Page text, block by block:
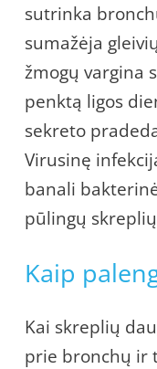
sutrinka
sumažėja
žmogų vargina
penktą ligos
sekreto
Virusinę
banali
pūlingų
Kaip
Kai skreplių
prie bronchų ir